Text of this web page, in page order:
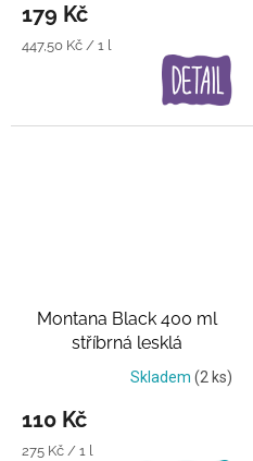
179 Kč
Měrná
447,50 Kč / 1 l
Montana Black 400 ml
stříbrná lesklá
Skladem (2 ks)
110 Kč
Měrná
275 Kč / 1 l